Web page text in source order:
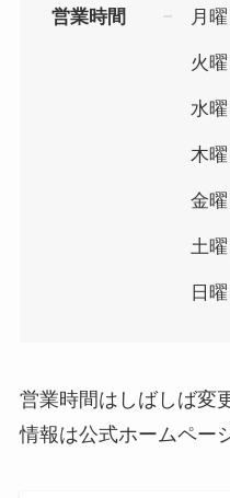
営業時間
月
火
水
木
金
土
日
営業時間はしばしば変
情報は公式ホームペー